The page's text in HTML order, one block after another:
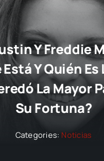
Y Freddie
Y Quién Es
La Mayor
Su Fortuna?
Categories: Noticias